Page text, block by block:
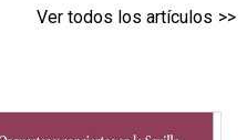
Ver todos los artículos